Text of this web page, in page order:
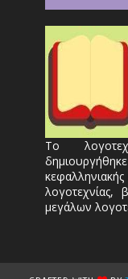
Το
κεφαλληνιακής
λογοτεχνίας,
μεγάλων